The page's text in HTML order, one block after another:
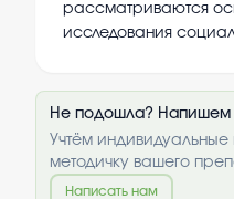
рассматриваются
исследования
Не подошла? Напишем
Учтём
методичку вашего
Написать нам